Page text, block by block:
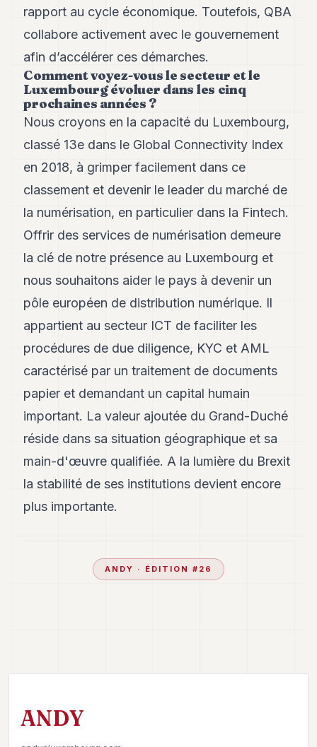
CONTACT
S'ABONNER
FR
rapport au cycle économique. Toutefois, QBA
collabore activement avec le gouvernement
afin d’accélérer ces démarches.
Comment voyez-vous le secteur et le
Luxembourg évoluer dans les cinq
prochaines années ?
Nous croyons en la capacité du Luxembourg,
classé 13e dans le Global Connectivity Index
en 2018, à grimper facilement dans ce
classement et devenir le leader du marché de
la numérisation, en particulier dans la Fintech.
Offrir des services de numérisation demeure
la clé de notre présence au Luxembourg et
nous souhaitons aider le pays à devenir un
pôle européen de distribution numérique. Il
appartient au secteur ICT de faciliter les
procédures de due diligence, KYC et AML
caractérisé par un traitement de documents
papier et demandant un capital humain
important. La valeur ajoutée du Grand-Duché
réside dans sa situation géographique et sa
main-d'œuvre qualifiée. A la lumière du Brexit
la stabilité de ses institutions devient encore
plus importante.
ANDY · ÉDITION # 26
ANDY